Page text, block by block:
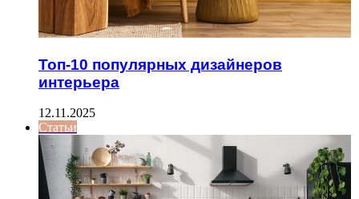
Топ-10 популярных дизайнеров
интерьера
12.11.2025
Статьи